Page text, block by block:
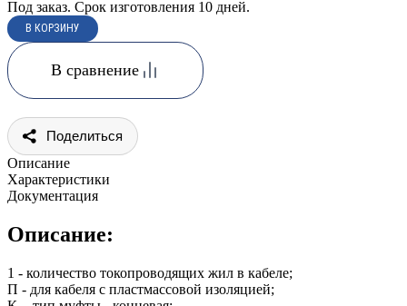
Под заказ. Срок изготовления 10 дней.
В сравнение
Поделиться
Описание
Характеристики
Документация
Описание:
1 - количество токопроводящих жил в кабеле;
П - для кабеля с пластмассовой изоляцией;